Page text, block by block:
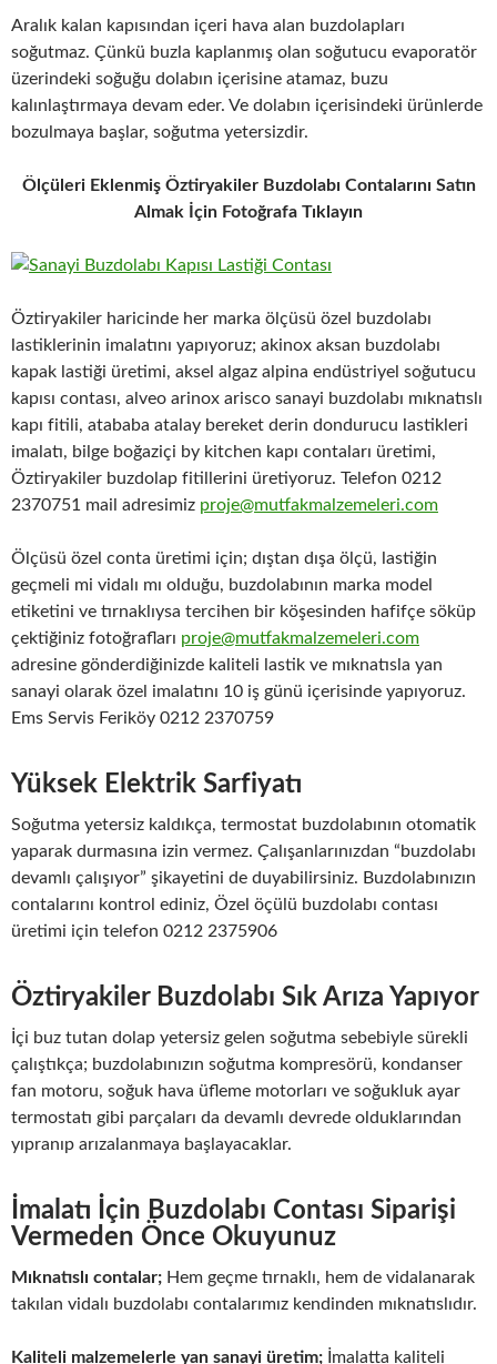
Aralık kalan kapısından içeri hava alan buzdolapları
soğutmaz. Çünkü buzla kaplanmış olan soğutucu evaporatör
üzerindeki soğuğu dolabın içerisine atamaz, buzu
kalınlaştırmaya devam eder. Ve dolabın içerisindeki ürünlerde
bozulmaya başlar, soğutma yetersizdir.
Ölçüleri Eklenmiş Öztiryakiler Buzdolabı Contalarını Satın
Almak İçin Fotoğrafa Tıklayın
Öztiryakiler haricinde her marka ölçüsü özel buzdolabı
lastiklerinin imalatını yapıyoruz; akinox aksan buzdolabı
kapak lastiği üretimi, aksel algaz alpina endüstriyel soğutucu
kapısı contası, alveo arinox arisco sanayi buzdolabı mıknatıslı
kapı fitili, atababa atalay bereket derin dondurucu lastikleri
imalatı, bilge boğaziçi by kitchen kapı contaları üretimi,
Öztiryakiler buzdolap fitillerini üretiyoruz. Telefon 0212
2370751 mail adresimiz proje@mutfakmalzemeleri.com
Ölçüsü özel conta üretimi için; dıştan dışa ölçü, lastiğin
geçmeli mi vidalı mı olduğu, buzdolabının marka model
etiketini ve tırnaklıysa tercihen bir köşesinden hafifçe söküp
çektiğiniz fotoğrafları proje@mutfakmalzemeleri.com
adresine gönderdiğinizde kaliteli lastik ve mıknatısla yan
sanayi olarak özel imalatını 10 iş günü içerisinde yapıyoruz.
Ems Servis Feriköy 0212 2370759
Yüksek Elektrik Sarfiyatı
Soğutma yetersiz kaldıkça, termostat buzdolabının otomatik
yaparak durmasına izin vermez. Çalışanlarınızdan “buzdolabı
devamlı çalışıyor” şikayetini de duyabilirsiniz. Buzdolabınızın
contalarını kontrol ediniz, Özel öçülü buzdolabı contası
üretimi için telefon 0212 2375906
Öztiryakiler Buzdolabı Sık Arıza Yapıyor
İçi buz tutan dolap yetersiz gelen soğutma sebebiyle sürekli
çalıştıkça; buzdolabınızın soğutma kompresörü, kondanser
fan motoru, soğuk hava üfleme motorları ve soğukluk ayar
termostatı gibi parçaları da devamlı devrede olduklarından
yıpranıp arızalanmaya başlayacaklar.
İmalatı İçin Buzdolabı Contası Siparişi
Vermeden Önce Okuyunuz
Mıknatıslı contalar; Hem geçme tırnaklı, hem de vidalanarak
takılan vidalı buzdolabı contalarımız kendinden mıknatıslıdır.
Kaliteli malzemelerle yan sanayi üretim; İmalatta kaliteli